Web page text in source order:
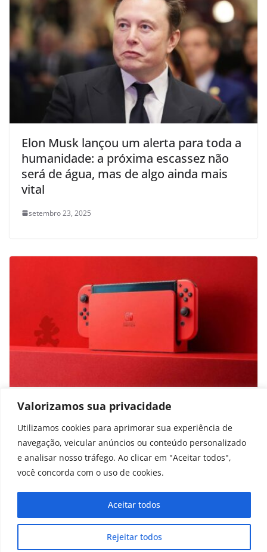
Valorizamos sua privacidade
Utilizamos cookies para aprimorar sua experiência de
navegação, veicular anúncios ou conteúdo personalizado
e analisar nosso tráfego. Ao clicar em "Aceitar todos",
você concorda com o uso de cookies.
Rejeitar todos
Aceitar todos
Elon Musk lançou um alerta para toda a
humanidade: a próxima escassez não
será de água, mas de algo ainda mais
vital
setembro 23, 2025
Nintendo Switch usado vale a pena? 5
cuidados ao comprar
outubro 26, 2025
Copyright © 2025 - 2026curiosidadesonline.com.br